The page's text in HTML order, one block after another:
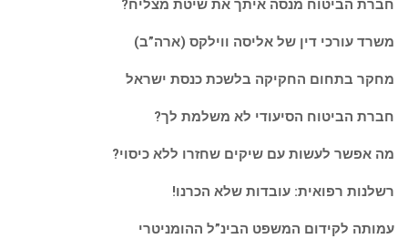
חברת הביטוח מנסה איתך את שיטת מצליח?
משרד עורכי דין של אליסה ווילקס (ארה”ב)
מחקר בתחום החקיקה בלשכת כנסת ישראל
חברת הביטוח הסיעודי לא משלמת לך?
מה אפשר לעשות עם שיקים שחזרו ללא כיסוי?
רשלנות רפואית: עובדות שלא הכרנו!
עמותה לקידום המשפט הבינ”ל ההומניטרי